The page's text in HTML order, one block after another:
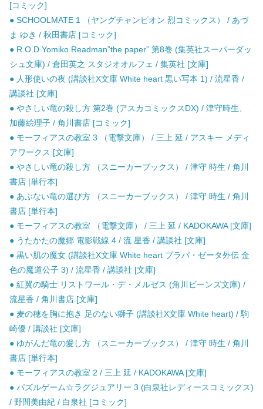
[コミック]
● SCHOOLMATE 1 （ヤングチャンピオン 烈コミックス） / あづ
ま ゆき / 秋田書店 [コミック]
● R.O.D Yomiko Readman”the paper” 第8巻 (集英社スーパーダッ
シュ文庫) / 倉田英之 スタジオオルフェ / 集英社 [文庫]
● 人形使いの夜 (講談社X文庫 White heart 黒い写本 1) / 流星香 /
講談社 [文庫]
● やさしい竜の殺し方 第2巻 (アスカコミックスDX) / 津守時生、
加藤絵理子 / 角川書店 [コミック]
● モーフィアスの教室 3 （電撃文庫） / 三上 延 / アスキー メディ
アワークス [文庫]
● やさしい竜の殺し方 （スニーカーブックス） / 津守 時生 / 角川
書店 [単行本]
● あぶない竜の選び方 （スニーカーブックス） / 津守 時生 / 角川
書店 [単行本]
● モーフィアスの教室 （電撃文庫） / 三上 延 / KADOKAWA [文庫]
● うたかたの魔郷 電影戦線 4 / 流 星香 / 講談社 [文庫]
● 黒い肌の魔女 (講談社X文庫 White heart プラパ・ゼータ外伝 金
色の魔道公子 3) / 流星香 / 講談社 [文庫]
● 紅翼の騎士 リストワール・デ・メルゼス (角川ビーンズ文庫) /
流星香 / 角川書店 [文庫]
● 麦の穂を胸に抱き 足のない獅子 (講談社X文庫 White heart) / 駒
崎優 / 講談社 [文庫]
● ゆがんだ竜の愛し方 （スニーカーブックス） / 津守 時生 / 角川
書店 [単行本]
● モーフィアスの教室 2 / 三上 延 / KADOKAWA [文庫]
● パズルゲーム☆ラグジュアリー 3 (白泉社レディースコミックス)
/ 野間美由紀 / 白泉社 [コミック]